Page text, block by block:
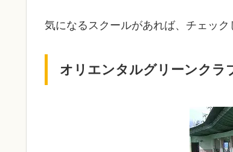
気になるスクールがあれば、チェック
オリエンタルグリーンク